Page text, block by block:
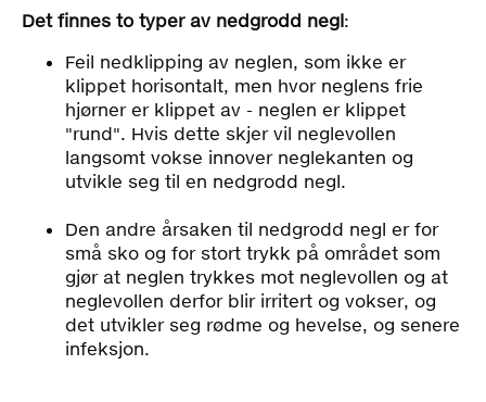
Det finnes to typer av nedgrodd negl:
Feil nedklipping av neglen, som ikke er
klippet horisontalt, men hvor neglens frie
hjørner er klippet av - neglen er klippet
"rund". Hvis dette skjer vil neglevollen
langsomt vokse innover neglekanten og
utvikle seg til en nedgrodd negl.
Den andre årsaken til nedgrodd negl er for
små sko og for stort trykk på området som
gjør at neglen trykkes mot neglevollen og at
neglevollen derfor blir irritert og vokser, og
det utvikler seg rødme og hevelse, og senere
infeksjon.